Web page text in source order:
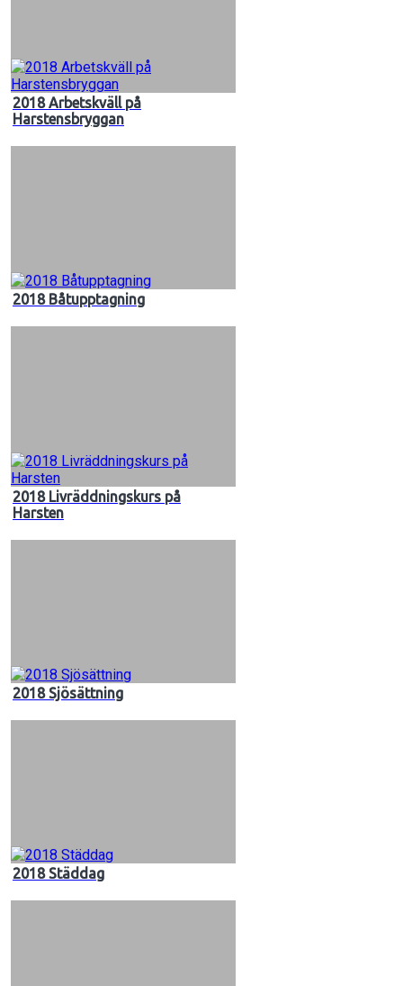
2018 Arbetskväll på
Harstensbryggan
2018 Båtupptagning
2018 Livräddningskurs på
Harsten
2018 Sjösättning
2018 Städdag